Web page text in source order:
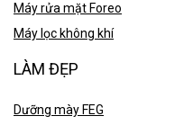
Máy rửa mặt Foreo
Máy lọc không khí
LÀM ĐẸP
Dưỡng mày FEG